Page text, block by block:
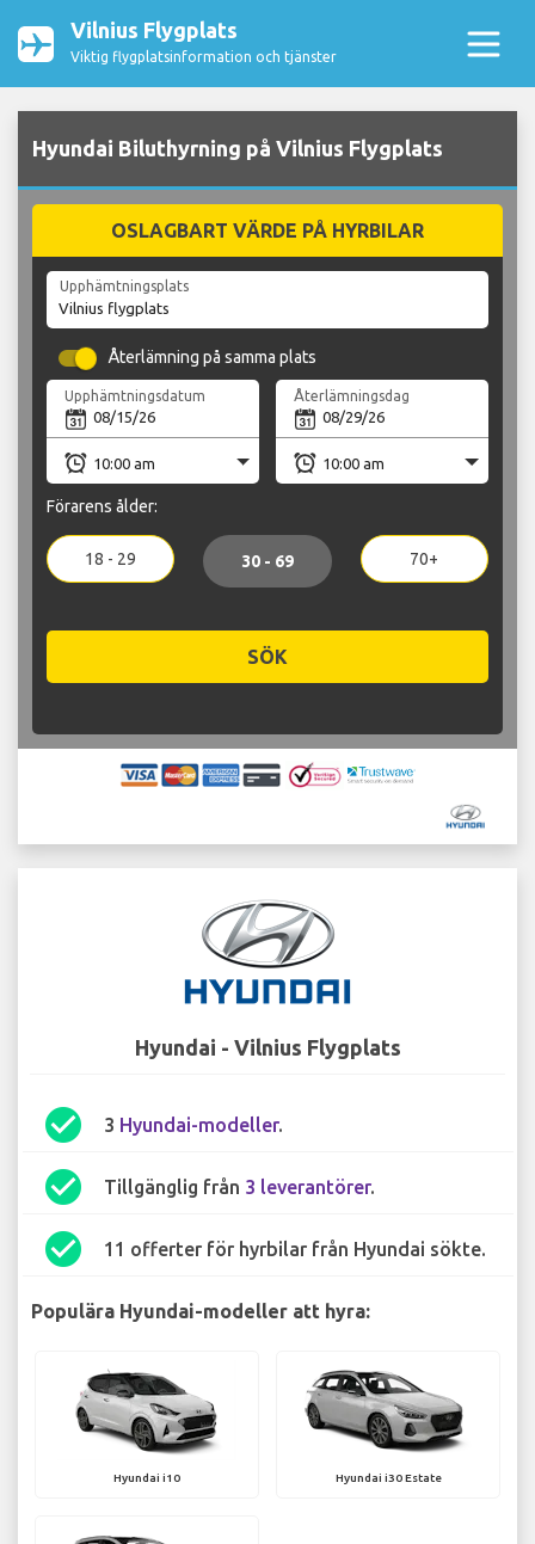
Vilnius Flygplats
Viktig flygplatsinformation och tjänster
Hyundai Biluthyrning på Vilnius Flygplats
OSLAGBART VÄRDE PÅ HYRBILAR
Upphämtningsplats
Återlämning på samma plats
Upphämtningsdatum Återlämningsdag
Förarens ålder:
18 - 29 30 - 69 70+
SÖK
Hyundai - Vilnius Flygplats
check_circle 3 Hyundai-modeller.
check_circle Tillgänglig från 3 leverantörer.
check_circle 11 offerter för hyrbilar från Hyundai sökte.
Populära Hyundai-modeller att hyra:
Hyundai i10 Hyundai i30 Estate